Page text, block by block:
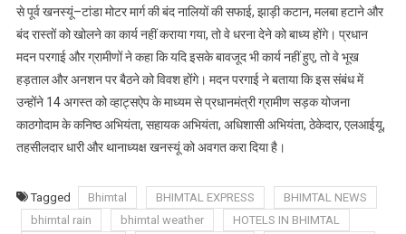
पहले
सड़क
मार्ग
दुरुस्त
न
हुआ
बैठेंगे
ग्रामीण
से पूर्व खनस्यूं–टांडा मोटर मार्ग की बंद नालियों की सफाई, झाड़ी कटान, मलबा हटाने और
बंद रास्तों को खोलने का कार्य नहीं कराया गया, तो वे धरना देने को बाध्य होंगे। प्रधान
मदन परगाई और ग्रामीणों ने कहा कि यदि इसके बावजूद भी कार्य नहीं हुए, तो वे भूख
हड़ताल और अनशन पर बैठने को विवश होंगे। मदन परगाई ने बताया कि इस संबंध में
उन्होंने 14 अगस्त को व्हाट्सऐप के माध्यम से प्रधानमंत्री ग्रामीण सड़क योजना
काठगोदाम के कनिष्ठ अभियंता, सहायक अभियंता, अधिशासी अभियंता, ठेकेदार, एलआईयू,
तहसीलदार धारी और थानाध्यक्ष खनस्यूं को अवगत करा दिया है।
Tagged Bhimtal BHIMTAL EXPRESS
BHIMTAL NEWS
bhimtal rain
bhimtal weather
HOTELS IN BHIMTAL